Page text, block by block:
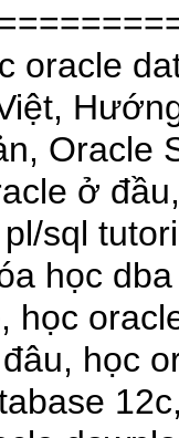
oracle
Oracle
ở
sql
học
học
học